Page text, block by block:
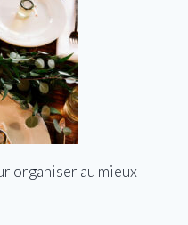
organiser au mieux